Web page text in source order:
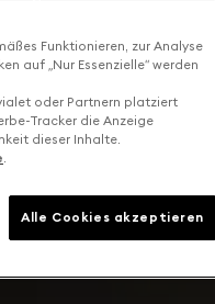
Funktionieren, zur Analyse
auf „Nur Essenzielle“ werden
oder Partnern platziert
Tracker die Anzeige
dieser Inhalte.
.
Alle Cookies akzeptieren